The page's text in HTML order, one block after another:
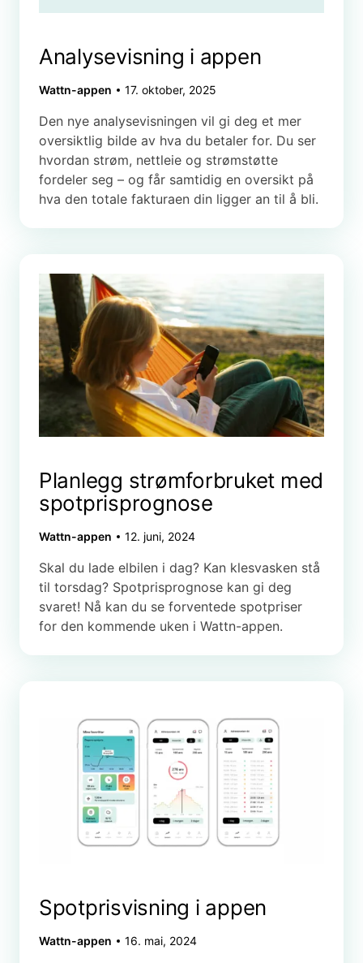
Analysevisning i appen
Wattn-appen 17. oktober, 2025
Den nye analysevisningen vil gi deg et mer
oversiktlig bilde av hva du betaler for. Du ser
hvordan strøm, nettleie og strømstøtte
fordeler seg – og får samtidig en oversikt på
hva den totale fakturaen din ligger an til å bli.
Planlegg strømforbruket med
spotprisprognose
Wattn-appen 12. juni, 2024
Skal du lade elbilen i dag? Kan klesvasken stå
til torsdag? Spotprisprognose kan gi deg
svaret! Nå kan du se forventede spotpriser
for den kommende uken i Wattn-appen.
Spotprisvisning i appen
Wattn-appen 16. mai, 2024